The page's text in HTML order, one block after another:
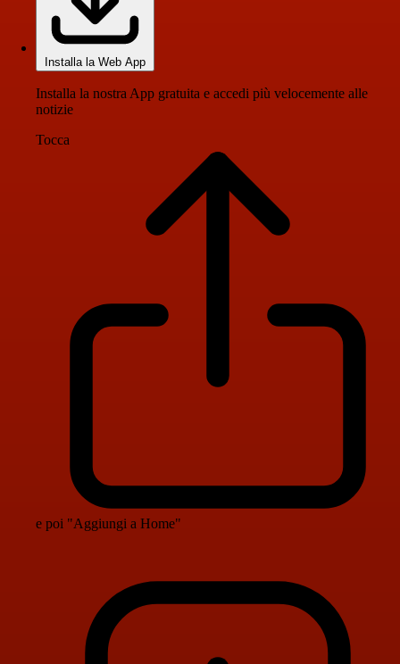
Installa la Web App
Installa la nostra App gratuita e accedi più velocemente alle
notizie
Tocca
e poi "Aggiungi a Home"